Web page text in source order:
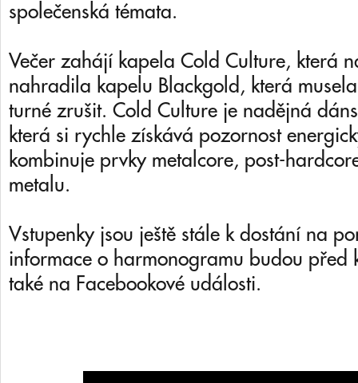
společenská témata.
Večer zahájí kapela Cold Culture, která
nahradila kapelu Blackgold, která
turné zrušit. Cold Culture je nadějná
která si rychle získává pozornost
kombinuje prvky metalcore, post-
metalu.
Vstupenky jsou ještě stále k dostání na
informace o harmonogramu budou před
také na Facebookové události.